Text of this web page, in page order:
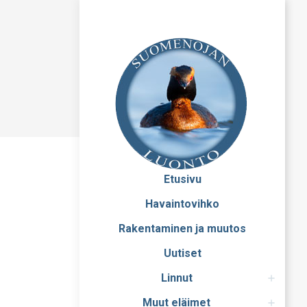
Etusivu
Havaintovihko
Rakentaminen ja muutos
Uutiset
Linnut
Muut eläimet